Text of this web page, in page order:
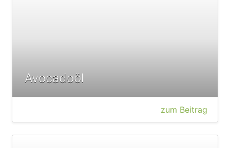
Avocadoöl
zum Beitrag